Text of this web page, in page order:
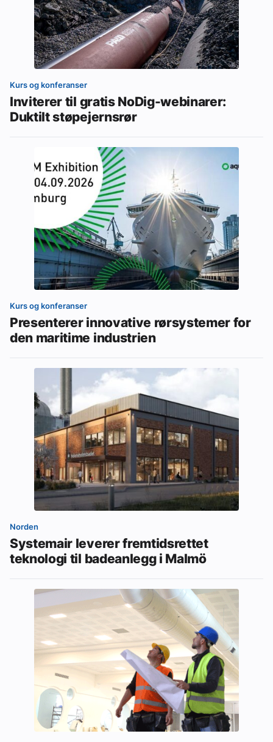
Kurs og konferanser
Inviterer til gratis NoDig-webinarer:
Duktilt støpejernsrør
Kurs og konferanser
Presenterer innovative rørsystemer for
den maritime industrien
Norden
Systemair leverer fremtidsrettet
teknologi til badeanlegg i Malmö